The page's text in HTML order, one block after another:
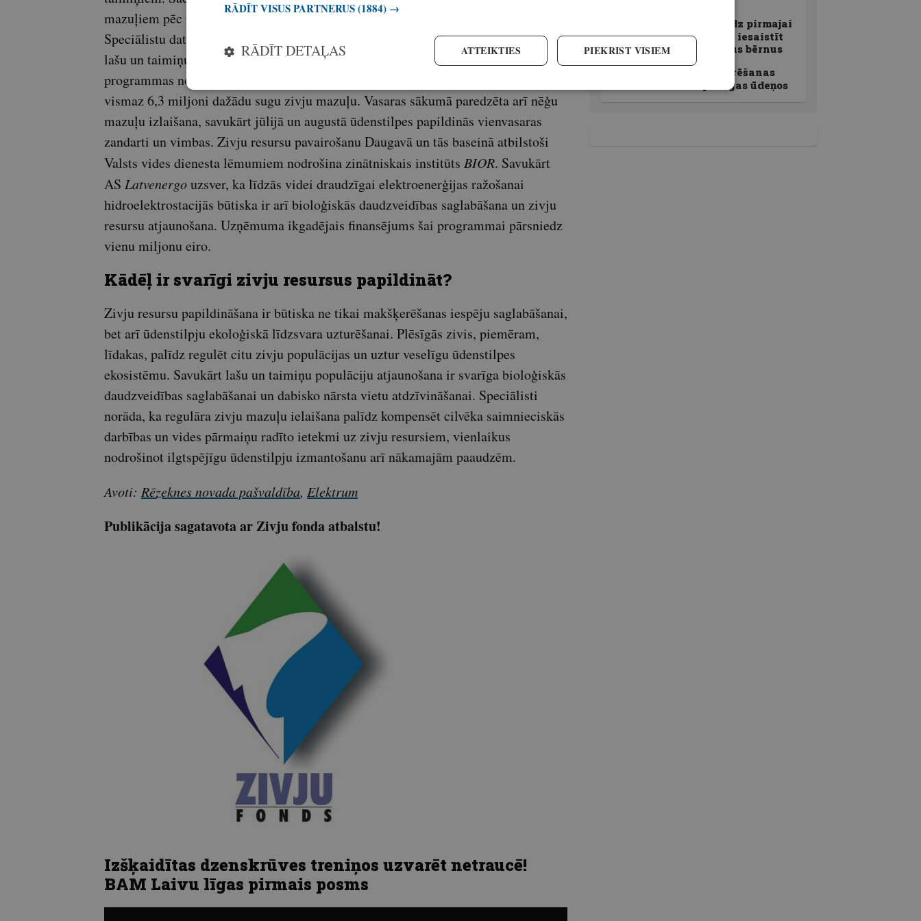
mazuļiem pēc vairākiem jūrā pavadītiem gadiem atgriežas upēs uz nārstu.
Speciālistu dati liecina, ka pēdējos gados lielākā daļa Daugavā nārstot atgriezušos
lašu un taimiņu ir ar nogrieztu taukspuru, kas apliecina zivju resursu atjaunošanas
programmas nozīmi. Katru gadu Daugavas baseina ūdenstilpēs kopumā tiek ielaisti
vismaz 6,3 miljoni dažādu sugu zivju mazuļu. Vasaras sākumā paredzēta arī nēģu
mazuļu izlaišana, savukārt jūlijā un augustā ūdenstilpes papildinās vienvasaras
zandarti un vimbas. Zivju resursu pavairošanu Daugavā un tās baseinā atbilstoši
Valsts vides dienesta lēmumiem nodrošina zinātniskais institūts BIOR. Savukārt
AS Latvenergouzsver, ka līdzās videi draudzīgai elektroenerģijas ražošanai
hidroelektrostacijās būtiska ir arī bioloģiskās daudzveidības saglabāšana un zivju
resursu atjaunošana. Uzņēmuma ikgadējais finansējums šai programmai pārsniedz
vienu miljonu eiro.
Kādēļ ir svarīgi zivju resursus papildināt?
Zivju resursu papildināšana ir būtiska ne tikai makšķerēšanas iespēju saglabāšanai,
bet arī ūdenstilpju ekoloģiskā līdzsvara uzturēšanai. Plēsīgās zivis, piemēram,
līdakas, palīdz regulēt citu zivju populācijas un uztur veselīgu ūdenstilpes
ekosistēmu. Savukārt lašu un taimiņu populāciju atjaunošana ir svarīga bioloģiskās
daudzveidības saglabāšanai un dabisko nārsta vietu atdzīvināšanai. Speciālisti
norāda, ka regulāra zivju mazuļu ielaišana palīdz kompensēt cilvēka saimnieciskās
darbības un vides pārmaiņu radīto ietekmi uz zivju resursiem, vienlaikus
nodrošinot ilgtspējīgu ūdenstilpju izmantošanu arī nākamajām paaudzēm.
Avoti: Rēzeknes novada pašvaldība, Elektrum
Publikācija sagatavota ar Zivju fonda atbalstu!
Izšķaidītas dzenskrūves treniņos uzvarēt netraucē!
BAM Laivu līgas pirmais posms
No pamperiem līdz pirmajai
līdakai. Padomi, kā iesaistīt
makšķerēšanā savus bērnus
Labākās makšķerēšanas
vietas. Par copi Rīgas ūdeņos
RĀDĪT VISUS PARTNERUS(1884) →
PIEKRIST VISIEM
ATTEIKTIES
RĀDĪT DETAĻAS